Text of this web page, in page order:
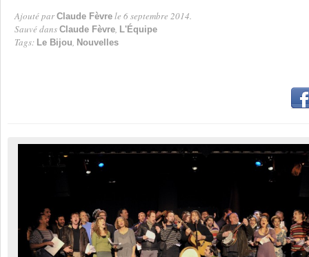
Ajouté par Claude Fèvre le 6 septembre 2014.
Sauvé dans Claude Fèvre, L'Équipe
Tags: Le Bijou, Nouvelles